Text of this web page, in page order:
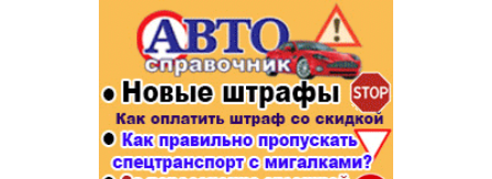
Популярное →
Строительство и ремонт